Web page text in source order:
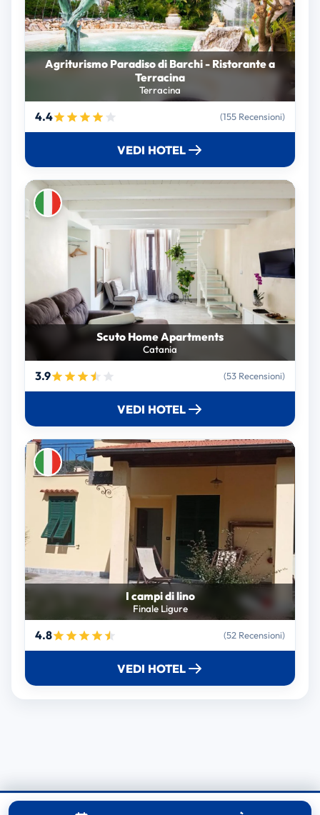
Agriturismo Paradiso di Barchi - Ristorante a
Terracina
Terracina
4.4 (155 Recensioni)
VEDI HOTEL
Scuto Home Apartments
Catania
3.9 (53 Recensioni)
VEDI HOTEL
I campi di lino
Finale Ligure
4.8 (52 Recensioni)
VEDI HOTEL